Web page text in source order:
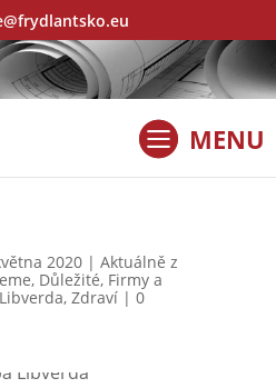
2020| Aktuálně z
, Důležité, Firmy a
, Zdraví| 0